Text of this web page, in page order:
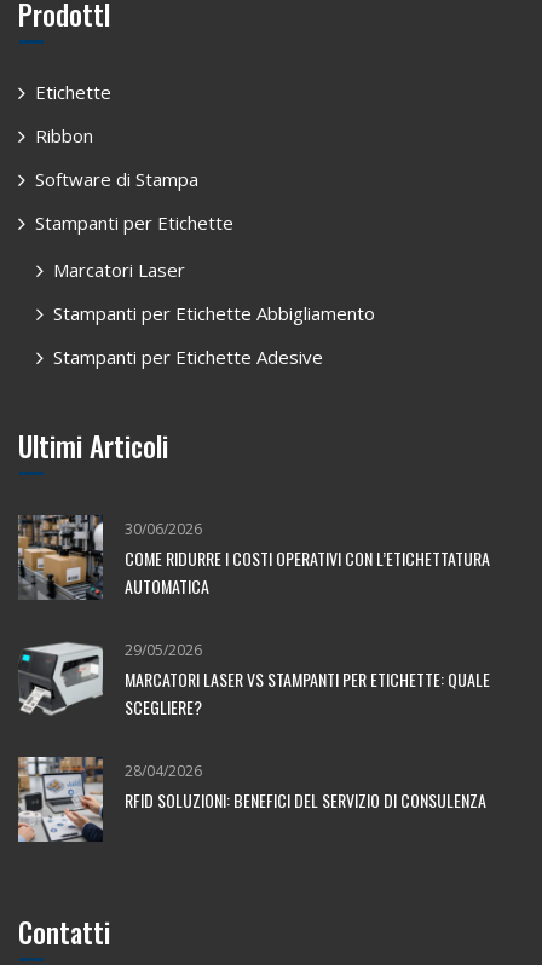
ProdottI
Etichette
Ribbon
Software di Stampa
Stampanti per Etichette
Marcatori Laser
Stampanti per Etichette Abbigliamento
Stampanti per Etichette Adesive
Ultimi Articoli
30/06/2026
COME RIDURRE I COSTI OPERATIVI CON L’ETICHETTATURA
AUTOMATICA
29/05/2026
MARCATORI LASER VS STAMPANTI PER ETICHETTE: QUALE
SCEGLIERE?
28/04/2026
RFID SOLUZIONI: BENEFICI DEL SERVIZIO DI CONSULENZA
Contatti